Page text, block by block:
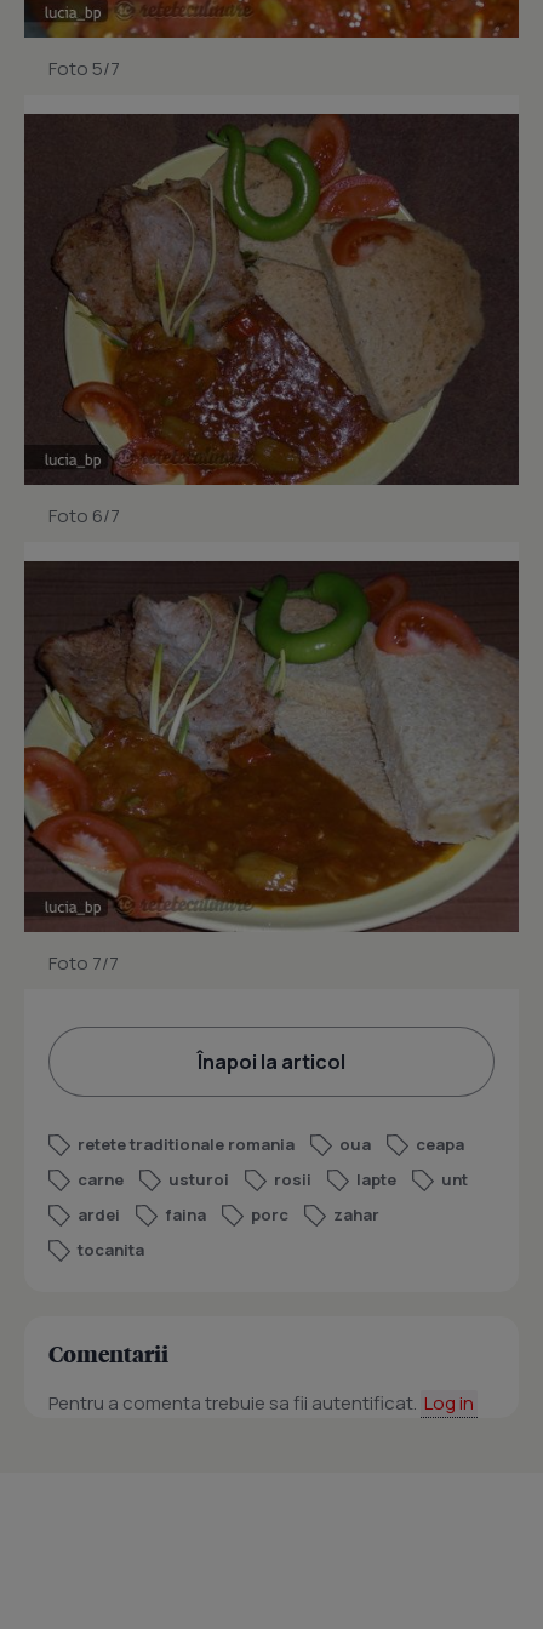
Foto 5/7
Foto 6/7
Foto 7/7
Înapoi la articol
retete traditionale romania oua
ceapa
carne
usturoi rosii lapte
unt
ardei
faina porc
zahar
tocanita
Comentarii
Pentru a comenta trebuie sa fii autentificat. Log in